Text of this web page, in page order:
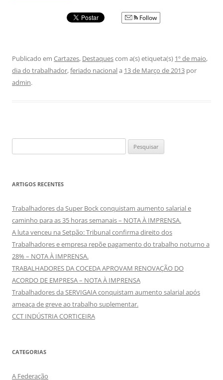
Follow
Publicado em Cartazes, Destaquescom a(s) etiqueta(s) 1º de maio,
dia do trabalhador,feriado nacionala 13 de Março de 2013 por
admin.
por:
ARTIGOS RECENTES
Trabalhadores da Super Bock conquistam aumento salarial e
caminho para as 35 horas semanais – NOTA À IMPRENSA.
A luta venceu na Setpão: Tribunal confirma direito dos
Trabalhadores e empresa repõe pagamento do trabalho noturno a
28% – NOTA À IMPRENSA.
TRABALHADORES DA COCEDA APROVAM RENOVAÇÃO DO
ACORDO DE EMPRESA – NOTA À IMPRENSA
Trabalhadores da SERVIGAIA conquistam aumento salarial após
ameaça de greve ao trabalho suplementar.
CCT INDÚSTRIA CORTICEIRA
CATEGORIAS
A Federação